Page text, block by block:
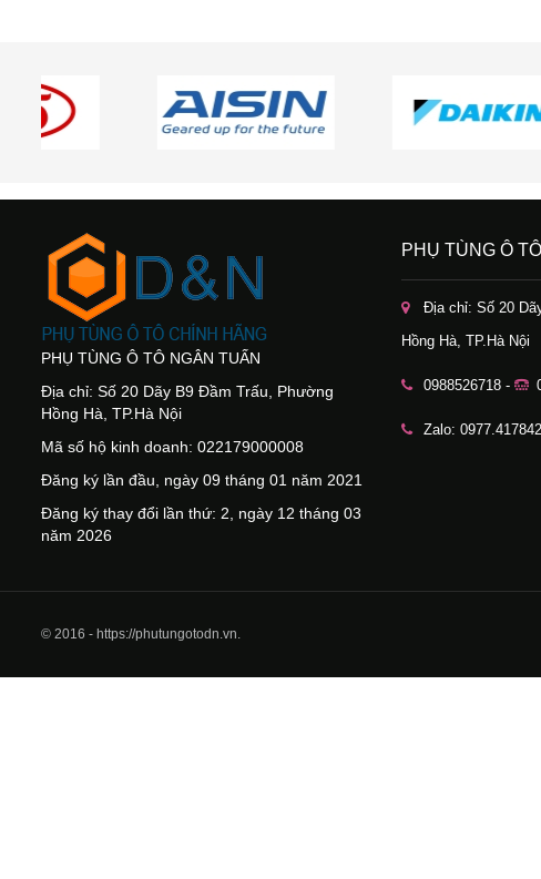
PHỤ TÙNG Ô TÔ NGÂN TUẤN
Địa chỉ: Số 20 Dãy B9 Đầm Trấu, Phường
Hồng Hà, TP.Hà Nội
Mã số hộ kinh doanh: 022179000008
Đăng ký lần đầu, ngày 09 tháng 01 năm 2021
Đăng ký thay đổi lần thứ: 2, ngày 12 tháng 03
năm 2026
PHỤ TÙNG Ô
Địa chỉ: Số 20
Hồng Hà, TP.Hà Nội
0988526718 -
Zalo:
© 2016 - https://phutungotodn.vn.